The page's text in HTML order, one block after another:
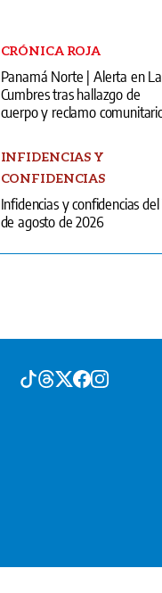
CRÓNICA ROJA
Panamá Norte | Alerta en
Cumbres tras hallazgo de
cuerpo y reclamo
INFIDENCIAS Y
CONFIDENCIAS
Infidencias y confidencias del
de agosto de 2026